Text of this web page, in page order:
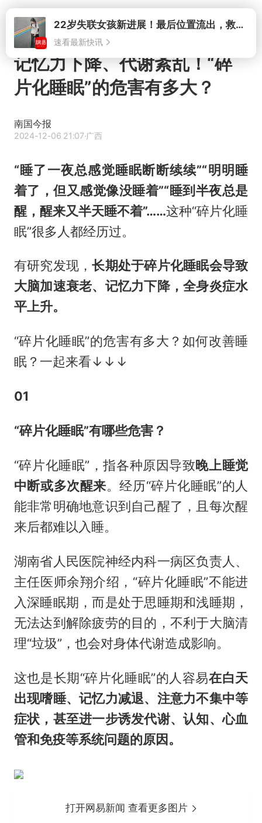
打开
记忆力下降、代谢紊乱！“碎
片化睡眠”的危害有多大？
南国今报
2024-12-06 21:07·广西
“睡了一夜总感觉睡眠断断续续”“明明睡
着了，但又感觉像没睡着”“睡到半夜总是
醒，醒来又半天睡不着”……这种“碎片化睡
眠”很多人都经历过。
有研究发现，长期处于碎片化睡眠会导致
大脑加速衰老、记忆力下降，全身炎症水
平上升。
“碎片化睡眠”的危害有多大？如何改善睡
眠？一起来看↓↓↓
01
“碎片化睡眠”有哪些危害？
“碎片化睡眠”，指各种原因导致晚上睡觉
中断或多次醒来。经历“碎片化睡眠”的人
能非常明确地意识到自己醒了，且每次醒
来后都难以入睡。
湖南省人民医院神经内科一病区负责人、
主任医师余翔介绍，“碎片化睡眠”不能进
入深睡眠期，而是处于思睡期和浅睡期，
无法达到解除疲劳的目的，不利于大脑清
理“垃圾”，也会对身体代谢造成影响。
这也是长期“碎片化睡眠”的人容易在白天
出现嗜睡、记忆力减退、注意力不集中等
症状，甚至进一步诱发代谢、认知、心血
管和免疫等系统问题的原因。
打开网易新闻 查看更多图片